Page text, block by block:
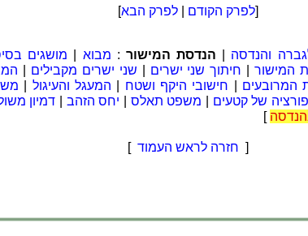
[לפרק הקודם |לפרק הבא]
והנדסה הנדסת המישור : מבוא מושגים
המישור| חיתוך שני ישרים שני ישרים מקבילים
המרובעים חישובי היקף ושטח המעגל והעיגול
של קטעים משפט תאלס יחס הזהב דמיון
]
[ חזרה לראש העמוד ]